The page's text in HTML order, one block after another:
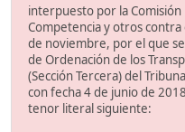
interpuesto por la Comisión
Competencia y otros
de noviembre, por el que
de Ordenación de los
(Sección Tercera) del
con fecha 4 de junio de
tenor literal siguiente: